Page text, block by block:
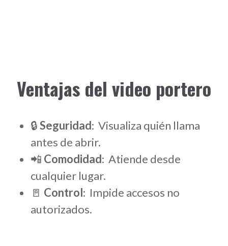
Ventajas del video portero
🔒Seguridad: Visualiza quién llama
antes de abrir.
📲 Comodidad: Atiende desde
cualquier lugar.
🚪 Control: Impide accesos no
autorizados.